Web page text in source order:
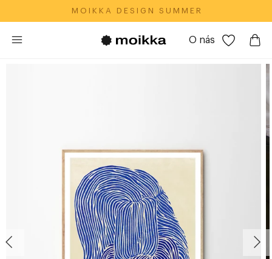
M O I K K A‎ ‎ ‎ D E S I G N‎ ‎ ‎ S U M M E R
O nás